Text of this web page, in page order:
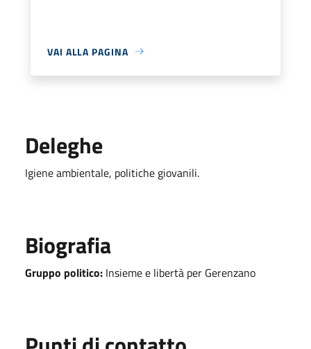
VAI ALLA PAGINA
Deleghe
Igiene ambientale, politiche giovanili.
Biografia
Gruppo politico: Insieme e libertà per Gerenzano